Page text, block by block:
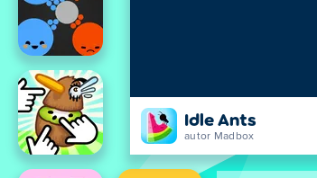
Idle Ants
autor Madbox